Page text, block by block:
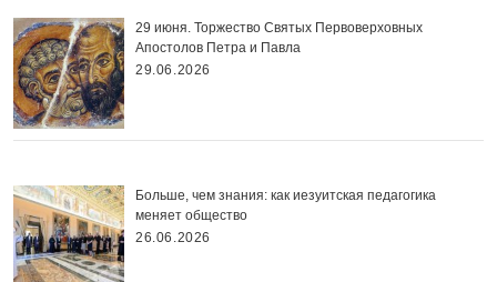
29 июня. Торжество Святых Первоверховных
Апостолов Петра и Павла
29.06.2026
Больше, чем знания: как иезуитская педагогика
меняет общество
26.06.2026